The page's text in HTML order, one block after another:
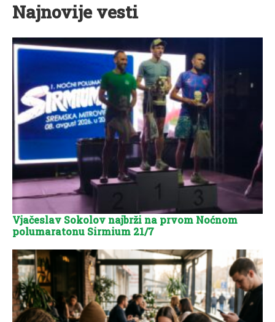
Najnovije vesti
Vjačeslav Sokolov najbrži na prvom Noćnom
polumaratonu Sirmium 21/7